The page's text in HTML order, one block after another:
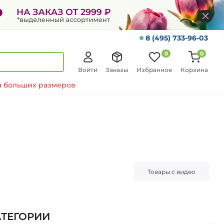
8 (495) 733-96-03
Войти Заказы Избранное
0
Корзина
0
больших размеров
Товары с видео